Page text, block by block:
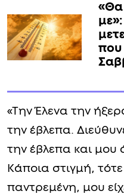
«Θα
που
«Την Έλενα την
την έβλεπα.
την έβλεπα και
Κάποια στιγμή,
παντρεμένη, μου